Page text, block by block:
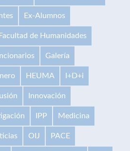
Ex-Alumnos
Facultad de Humanidades
Galería
HEUMA I+D+i
Innovación
IPP Medicina
OIJ PACE